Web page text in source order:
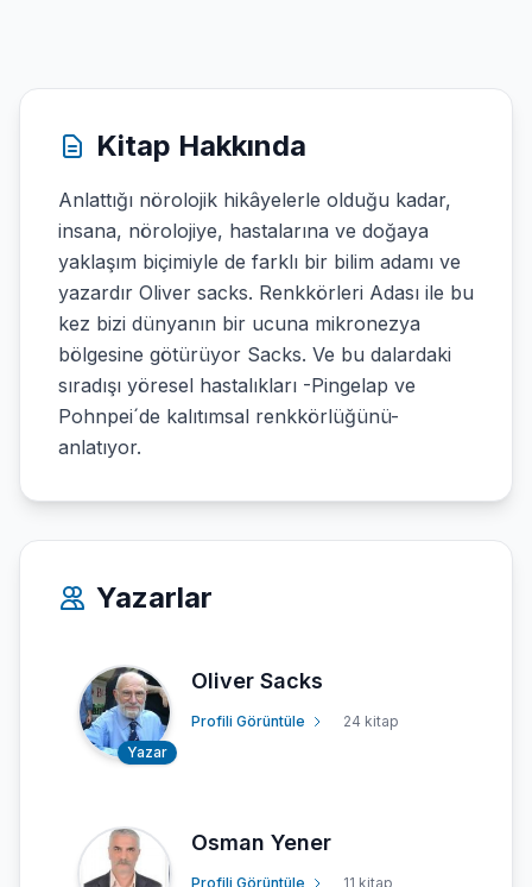
Kitap Hakkında
Anlattığı nörolojik hikâyelerle olduğu kadar,
insana, nörolojiye, hastalarına ve doğaya
yaklaşım biçimiyle de farklı bir bilim adamı ve
yazardır Oliver sacks. Renkkörleri Adası ile bu
kez bizi dünyanın bir ucuna mikronezya
bölgesine götürüyor Sacks. Ve bu dalardaki
sıradışı yöresel hastalıkları -Pingelap ve
Pohnpei´de kalıtımsal renkkörlüğünü-
anlatıyor.
Yazarlar
Yazar
Oliver Sacks
Profili Görüntüle 24 kitap
Osman Yener
Profili Görüntüle 11 kitap